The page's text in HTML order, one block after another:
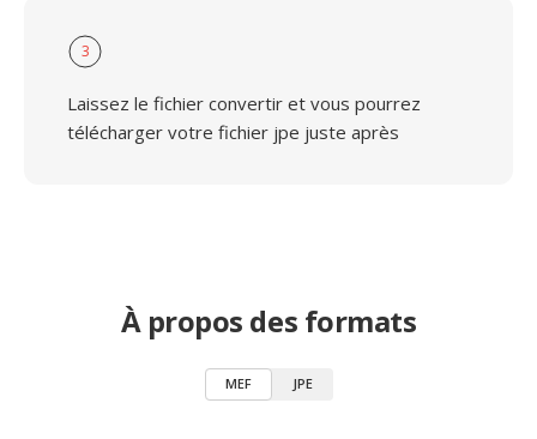
3
Laissez le fichier convertir et vous pourrez
télécharger votre fichier jpe juste après
À propos des formats
MEF JPE